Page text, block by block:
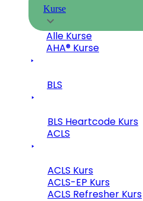
Kurse
Alle Kurse
AHA® Kurse
BLS
BLS Heartcode Kurs
ACLS
ACLS Kurs
ACLS-EP Kurs
ACLS Refresher Kurs